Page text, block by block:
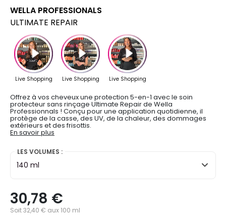
WELLA PROFESSIONALS
ULTIMATE REPAIR
Offrez à vos cheveux une protection 5-en-1 avec le soin
protecteur sans rinçage Ultimate Repair de Wella
Professionnals ! Conçu pour une application quotidienne, il
protège de la casse, des UV, de la chaleur, des dommages
extérieurs et des frisottis.
En savoir plus
LES VOLUMES :
140 ml
30,78 €
Soit 32,40 € aux 100 ml